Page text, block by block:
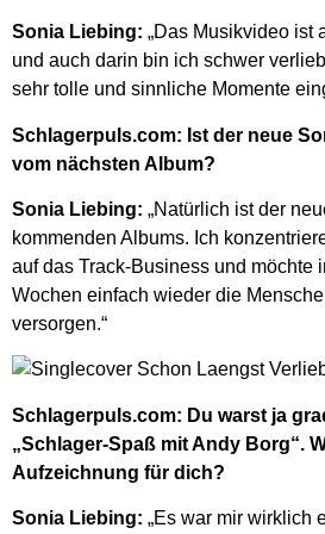
Sonia Liebing: „Das Musikvideo ist
und auch darin bin ich schwer
sehr tolle und sinnliche Momente
Schlagerpuls.com: Ist der neue
vom nächsten Album?
Sonia Liebing: „Natürlich ist der
kommenden Albums. Ich
auf das Track-Business und möchte
Wochen einfach wieder die
versorgen.“
Schlagerpuls.com: Du warst ja
„Schlager-Spaß mit Andy Borg“.
Aufzeichnung für dich?
Sonia Liebing: „Es war mir wirklich